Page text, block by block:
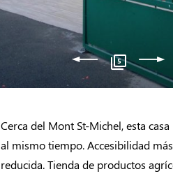
5
Cerca del Mont St-Michel, esta
al mismo tiempo. Accesibilidad
reducida. Tienda de productos